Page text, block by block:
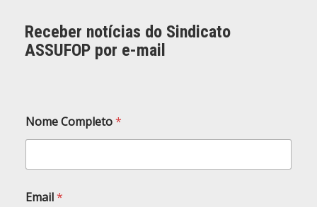
Receber notícias do Sindicato
ASSUFOP por e-mail
o
m
E
a
Nome Completo*
Email*